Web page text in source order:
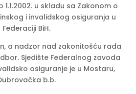
u skladu sa Zakonom o
i invalidskog osiguranja u
Federaciji BiH.
a nadzor nad zakonitošću rada
Sjedište Federalnog zavoda
osiguranje je u Mostaru,
b.b.